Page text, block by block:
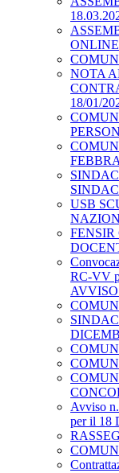
NOTA
18/01/
USB
RC-VV
Avviso
per il 18